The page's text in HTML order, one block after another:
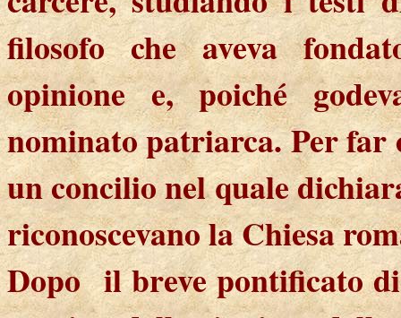
filosofo che aveva
opinione e, poiché
nominato patriarca. Per far
un concilio nel quale
riconoscevano la Chiesa
Dopo il breve pontificato